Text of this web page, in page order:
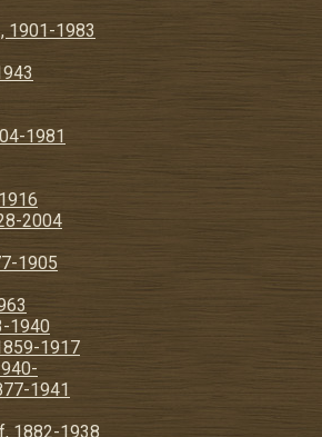
1901-1983
1981
2004
1905
1940
1917
1941
1882-1938